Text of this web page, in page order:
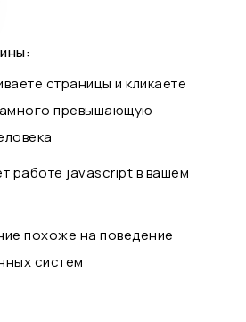
страницы и кликаете
превышающую
работе javascript в вашем
похоже на поведение
систем